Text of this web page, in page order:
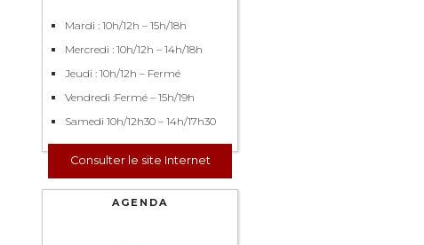
Mardi : 10h/12h – 15h/18h
Mercredi : 10h/12h – 14h/18h
Jeudi : 10h/12h – Fermé
Vendredi :Fermé – 15h/19h
Samedi 10h/12h30 – 14h/17h30
Consulter le site Internet
AGENDA